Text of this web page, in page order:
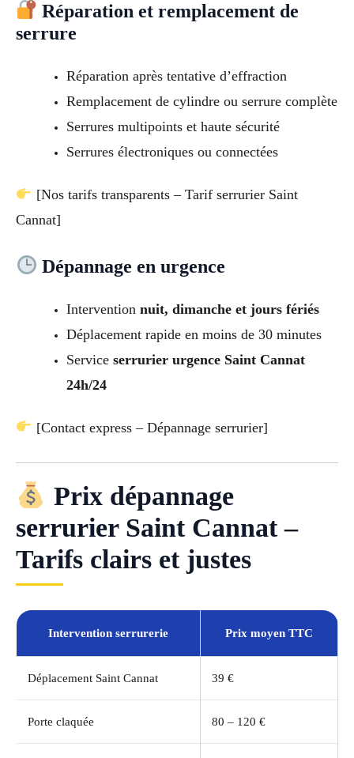
Réparation et remplacement de
serrure
Réparation après tentative d’effraction
Remplacement de cylindre ou serrure complète
Serrures multipoints et haute sécurité
Serrures électroniques ou connectées
[Nos tarifs transparents – Tarif serrurier Saint
Cannat]
Dépannage en urgence
Intervention nuit, dimanche et jours fériés
Déplacement rapide en moins de 30 minutes
Service serrurier urgence Saint Cannat
24h/24
[Contact express – Dépannage serrurier]
Prix dépannage
serrurier Saint Cannat –
Tarifs clairs et justes
Intervention serrurerie Prix moyen TTC
Déplacement Saint Cannat 39 €
Porte claquée 80 – 120 €